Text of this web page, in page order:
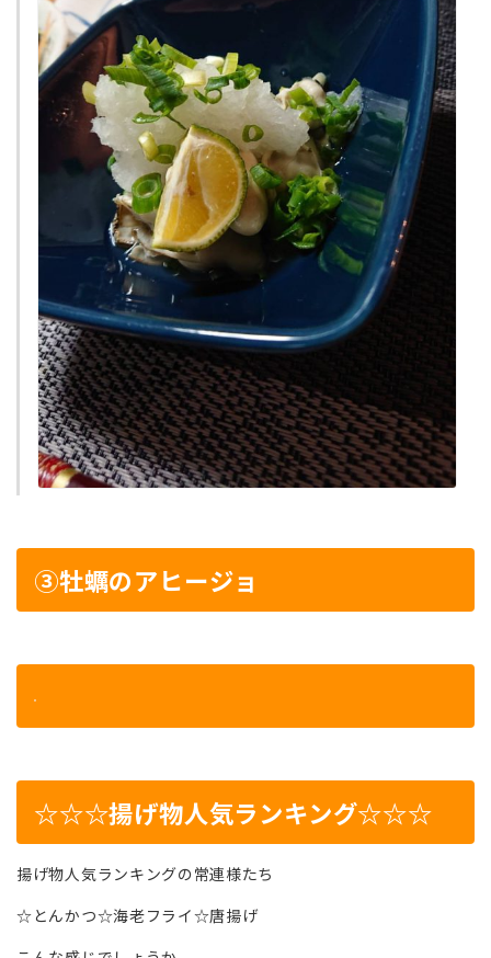
③牡蠣のアヒージョ
☆☆☆揚げ物人気ランキング☆☆☆
揚げ物人気ランキングの常連様たち
☆とんかつ☆海老フライ☆唐揚げ